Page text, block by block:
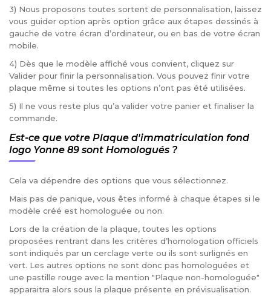
3) Nous proposons toutes sortent de personnalisation, laissez
vous guider option après option grâce aux étapes dessinés à
gauche de votre écran d’ordinateur, ou en bas de votre écran
mobile.
4) Dès que le modèle affiché vous convient, cliquez sur
Valider pour finir la personnalisation. Vous pouvez finir votre
plaque même si toutes les options n’ont pas été utilisées.
5) Il ne vous reste plus qu’a valider votre panier et finaliser la
commande.
Est-ce que votre Plaque d'immatriculation fond
logo Yonne 89 sont Homologués ?
Cela va dépendre des options que vous sélectionnez.
Mais pas de panique, vous êtes informé à chaque étapes si le
modèle créé est homologuée ou non.
Lors de la création de la plaque, toutes les options
proposées rentrant dans les critères d’homologation officiels
sont indiqués par un cerclage verte ou ils sont surlignés en
vert. Les autres options ne sont donc pas homologuées et
une pastille rouge avec la mention "Plaque non-homologuée"
apparaitra alors sous la plaque présente en prévisualisation.